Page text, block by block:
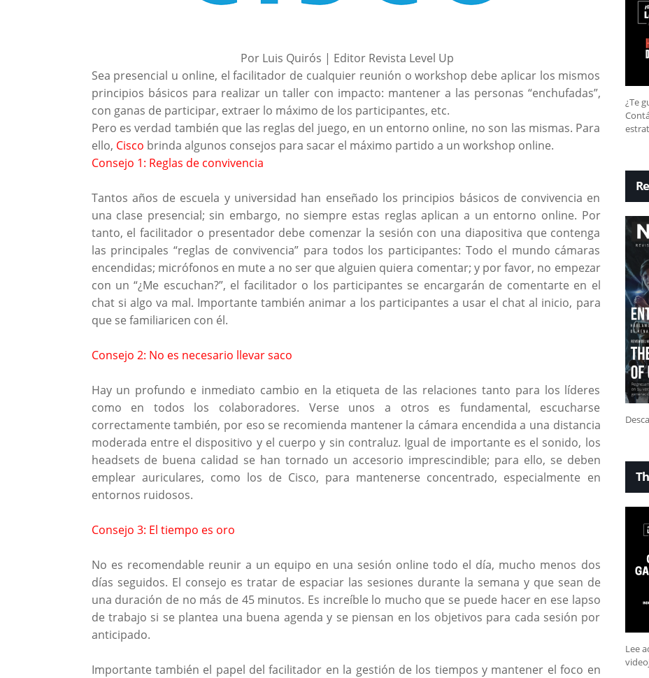
Por Luis Quirós | Editor Revista Level Up
Sea presencial u online, el facilitador de cualquier reunión o workshop debe aplicar los mismos
principios básicos para realizar un taller con impacto: mantener a las personas “enchufadas”,
con ganas de participar, extraer lo máximo de los participantes, etc.
Pero es verdad también que las reglas del juego, en un entorno online, no son las mismas. Para
ello, Cisco brinda algunos consejos para sacar el máximo partido a un workshop online.
Consejo 1: Reglas de convivencia
Tantos años de escuela y universidad han enseñado los principios básicos de convivencia en
una clase presencial; sin embargo, no siempre estas reglas aplican a un entorno online. Por
tanto, el facilitador o presentador debe comenzar la sesión con una diapositiva que contenga
las principales “reglas de convivencia” para todos los participantes: Todo el mundo cámaras
encendidas; micrófonos en mute a no ser que alguien quiera comentar; y por favor, no empezar
con un “¿Me escuchan?”, el facilitador o los participantes se encargarán de comentarte en el
chat si algo va mal. Importante también animar a los participantes a usar el chat al inicio, para
que se familiaricen con él.
Consejo 2: No es necesario llevar saco
Hay un profundo e inmediato cambio en la etiqueta de las relaciones tanto para los líderes
como en todos los colaboradores. Verse unos a otros es fundamental, escucharse
correctamente también, por eso se recomienda mantener la cámara encendida a una distancia
moderada entre el dispositivo y el cuerpo y sin contraluz. Igual de importante es el sonido, los
headsets de buena calidad se han tornado un accesorio imprescindible; para ello, se deben
emplear auriculares, como los de Cisco, para mantenerse concentrado, especialmente en
entornos ruidosos.
Consejo 3: El tiempo es oro
No es recomendable reunir a un equipo en una sesión online todo el día, mucho menos dos
días seguidos. El consejo es tratar de espaciar las sesiones durante la semana y que sean de
una duración de no más de 45 minutos. Es increíble lo mucho que se puede hacer en ese lapso
de trabajo si se plantea una buena agenda y se piensan en los objetivos para cada sesión por
anticipado.
Importante también el papel del facilitador en la gestión de los tiempos y mantener el foco en
¿Te
Lee